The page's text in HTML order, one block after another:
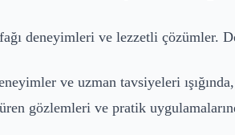
deneyimleri ve lezzetli çözümler.
ve uzman tavsiyeleri
gözlemleri ve pratik